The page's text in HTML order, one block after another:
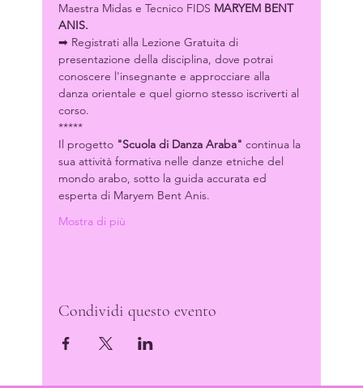
Maestra Midas e Tecnico FIDS MARYEM BENT
ANIS.
➡ Registrati alla Lezione Gratuita di
presentazione della disciplina, dove potrai
conoscere l'insegnante e approcciare alla
danza orientale e quel giorno stesso iscriverti al
corso.
*****
Il progetto "Scuola di Danza Araba" continua la
sua attività formativa nelle danze etniche del
mondo arabo, sotto la guida accurata ed
esperta di Maryem Bent Anis.
Mostra di più
Condividi questo evento